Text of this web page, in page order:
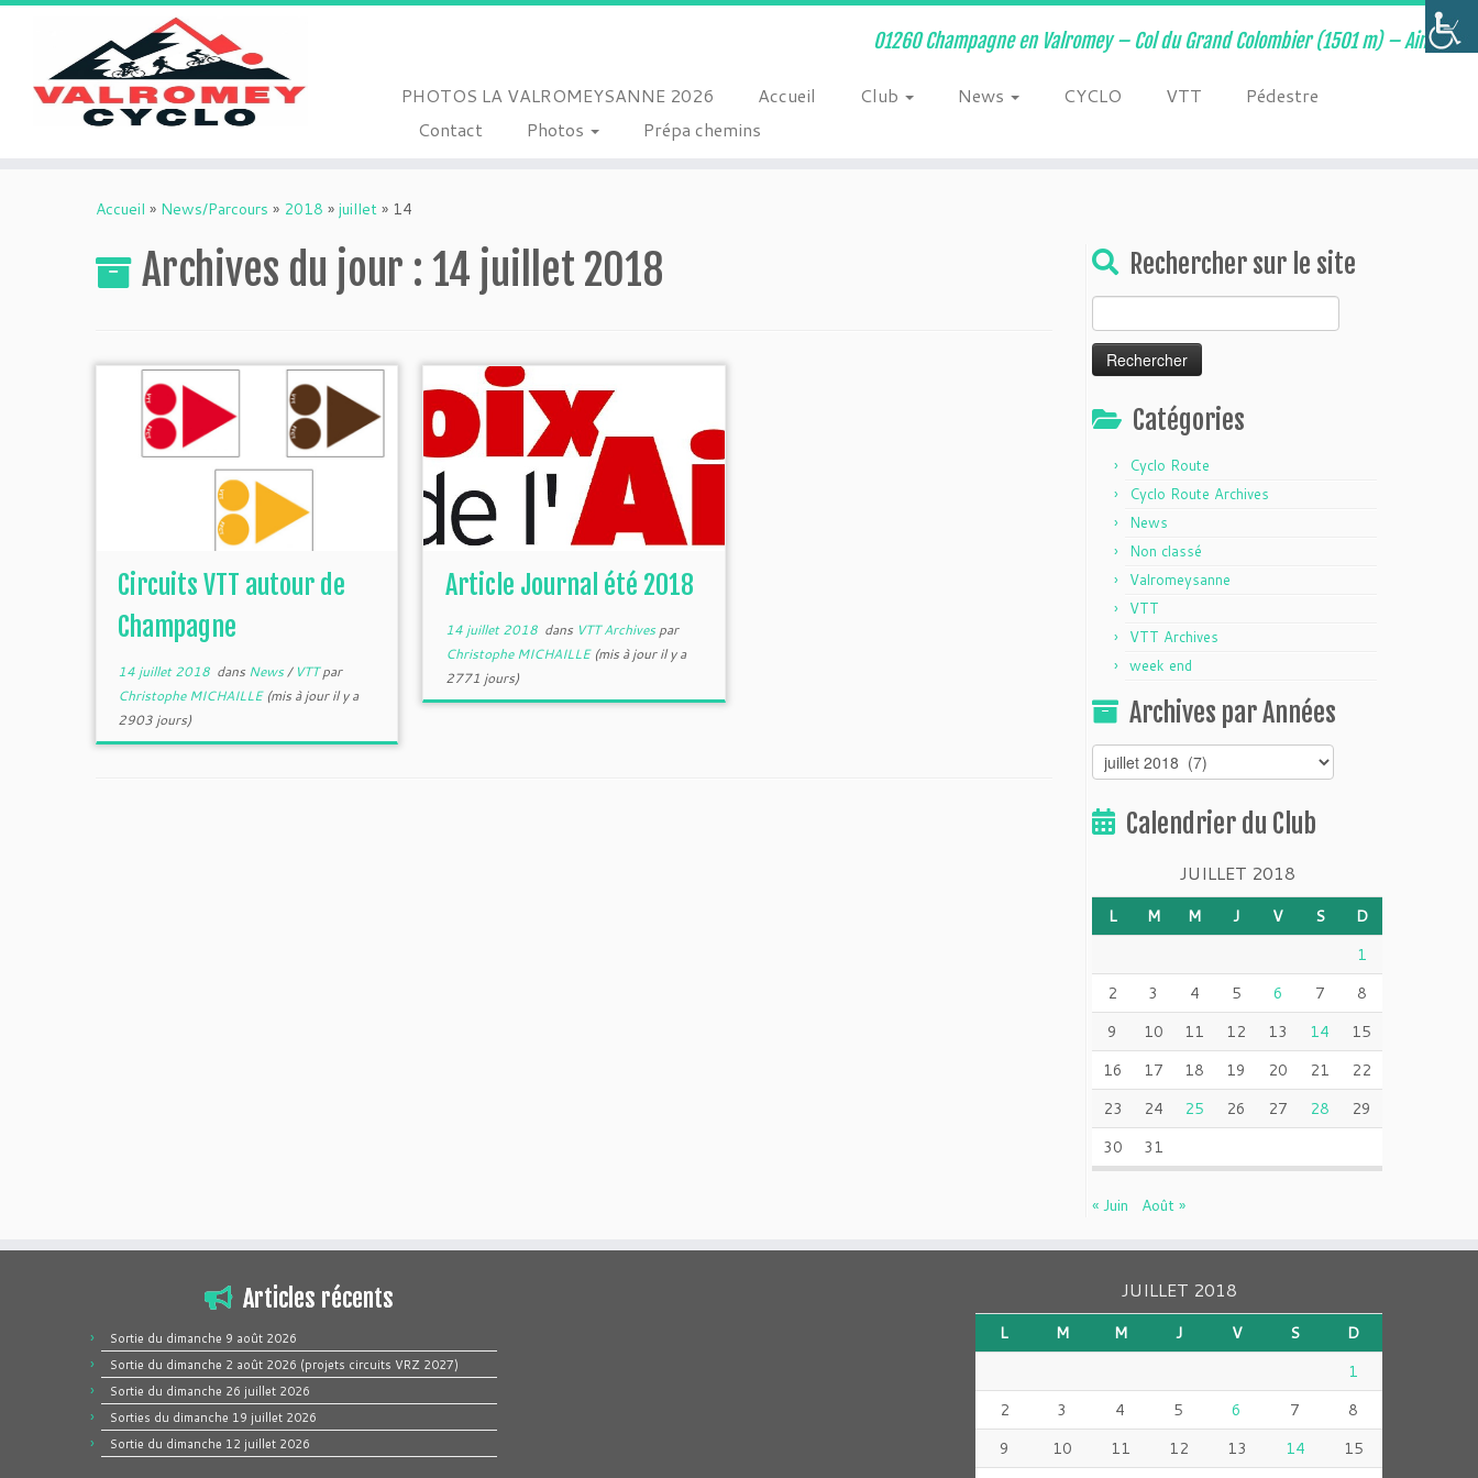
01260 Champagne en Valromey – Col du Grand Colombier (1501 m) – Ain –
PHOTOS LA VALROMEYSANNE 2026 Accueil Club News CYCLO VTT
Pédestre
Contact
Photos Prépa chemins
Accueil » News/Parcours » 2018 » juillet » 14
Archives du jour : 14 juillet 2018
Circuits VTT autour de
Champagne
14 juillet 2018 dans News/ VTTpar
Christophe MICHAILLE(mis à jour il y a
2903 jours)
Article Journal été 2018
14 juillet 2018dans VTT Archivespar
Christophe MICHAILLE(mis à jour il y a
2771 jours)
Rechercher sur le site
Catégories
Cyclo Route
Cyclo Route Archives
News
Non classé
Valromeysanne
VTT
VTT Archives
week end
Archives par Années
Archives
par
Années
Calendrier du Club
JUILLET 2018
L M M J V S
D
1
2
3 4 5 6 7
8
9
10 11 12 13 14
15
16
17 18 19 20 21
22
23
24 25 26 27 28
29
30
31
« Juin Août »
Articles récents
Sortie du dimanche 9 août 2026
Sortie du dimanche 2 août 2026 (projets circuits VRZ 2027)
Sortie du dimanche 26 juillet 2026
Sorties du dimanche 19 juillet 2026
Sortie du dimanche 12 juillet 2026
JUILLET 2018
L M M J V S
D
1
2
3 4 5 6 7
8
9
10 11 12 13 14
15